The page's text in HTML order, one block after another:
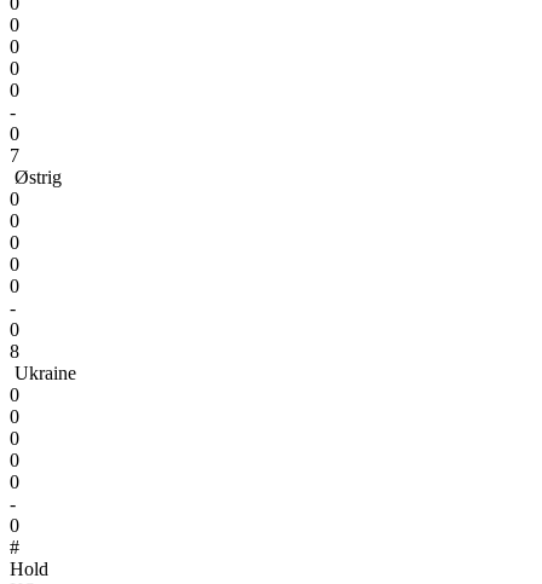
0
0
0
0
-
0
7
Østrig
0
0
0
0
0
-
0
8
Ukraine
0
0
0
0
0
-
0
#
Hold